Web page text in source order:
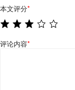
本文评分*
评论内容*